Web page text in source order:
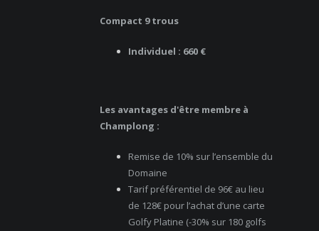
Compact 9 trous
Individuel : 660 €
Les avantages d'être membre à
Champlong :
Remise de 10% sur l’ensemble du
Domaine
Tarif préférentiel de 96€ au lieu
de 128€ pour l’achat d’une carte
Golfy Platine (-30% sur 180 golfs